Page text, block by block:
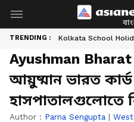
TRENDING : Kolkata School
Ayushman
আয়ুষ্মান ভারত
হাসপাতালগুলোতে
Author : Parna Sengupta |